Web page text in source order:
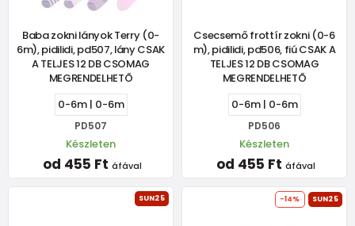
Baba zokni lányok Terry (0-
6m), pidilidi, pd507, lány CSAK
A TELJES 12 DB CSOMAG
MEGRENDELHETŐ
0-6m | 0-6m
PD507
Készleten
od 455 Ft áfával
Csecsemő frottír zokni (0-6
m), pidilidi, pd506, fiú CSAK A
TELJES 12 DB CSOMAG
MEGRENDELHETŐ
0-6m | 0-6m
PD506
Készleten
od 455 Ft áfával
SUN25 -14% SUN25